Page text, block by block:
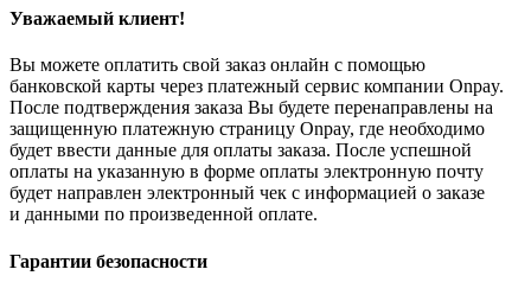
Уважаемый клиент!
Вы можете оплатить свой заказ онлайн с помощью
банковской карты через платежный сервис компании Onpay.
После подтверждения заказа Вы будете перенаправлены на
защищенную платежную страницу Onpay, где необходимо
будет ввести данные для оплаты заказа. После успешной
оплаты на указанную в форме оплаты электронную почту
будет направлен электронный чек с информацией о заказе
и данными по произведенной оплате.
Гарантии безопасности